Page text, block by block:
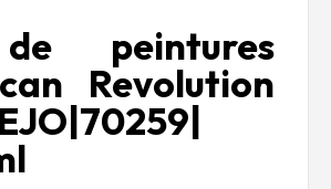
peintures
Revolution